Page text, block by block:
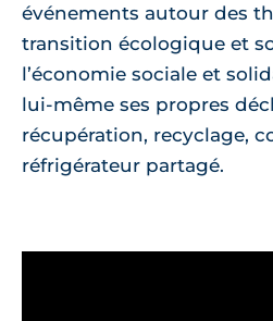
événements autour des
transition écologique et
l’économie sociale et
lui-même ses propres
récupération, recyclage,
réfrigérateur partagé.